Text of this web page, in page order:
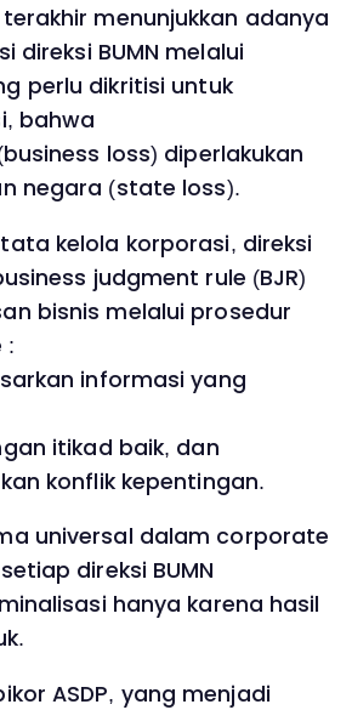
menunjukkan adanya
direksi BUMN melalui
perlu dikritisi untuk
bahwa
loss) diperlakukan
negara (state loss).
kelola korporasi, direksi
judgment rule (BJR)
bisnis melalui prosedur
:
informasi yang
itikad baik, dan
konflik kepentingan.
universal dalam corporate
direksi BUMN
hanya karena hasil
ASDP, yang menjadi